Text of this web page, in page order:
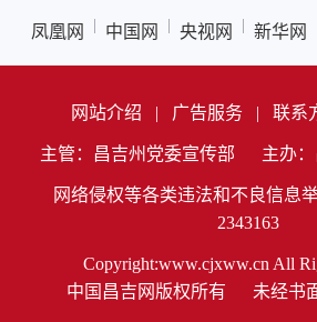
凤凰网 | 中国网 | 央视网 | 新华网
网站介绍 | 广告服务 | 联系
主管：昌吉州党委宣传部 主办
网络侵权等各类违法和不良信息
2343163
Copyright:www.cjxww.cn All
中国昌吉网版权所有
未经书